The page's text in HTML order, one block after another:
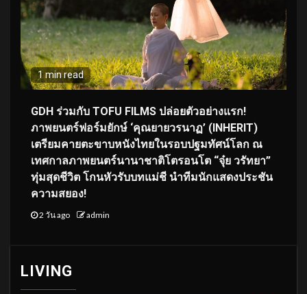
1 min read
GDH ร่วมกับ TOFU FILMS ปล่อยตัวอย่างแรก!
ภาพยนตร์ฟอร์มยักษ์ ‘คุณยายวรนาฏ’ (INHERIT)
เตรียมคายตะขาบหนังไทยในรอบปฐมทัศน์โลก ณ
เทศกาลภาพยนตร์นานาชาติโตรอนโต “จุ๋ย วรัทยา”
ทุ่มสุดชีวิต โกนหัวรับบทแม่ชี นำทีมนักแสดงประชัน
ความสยอง!
2 วัน ago admin
LIVING